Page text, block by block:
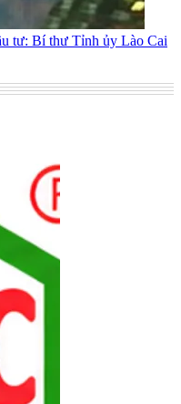
tư: Bí thư Tỉnh ủy Lào Cai